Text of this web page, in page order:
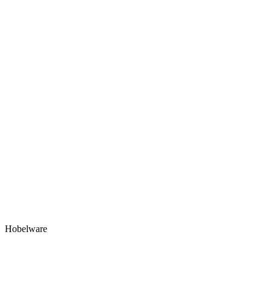
Hobelware